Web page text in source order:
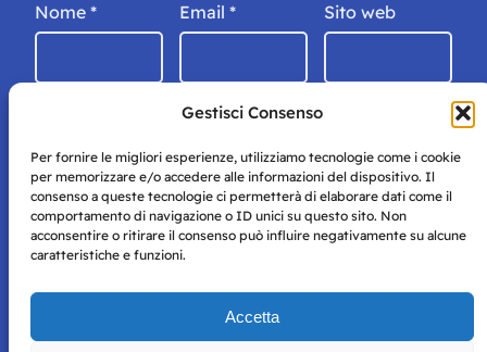
Gestisci Consenso
Per fornire le migliori esperienze, utilizziamo tecnologie come i cookie
per memorizzare e/o accedere alle informazioni del dispositivo. Il
consenso a queste tecnologie ci permetterà di elaborare dati come il
comportamento di navigazione o ID unici su questo sito. Non
acconsentire o ritirare il consenso può influire negativamente su alcune
caratteristiche e funzioni.
Accetta
Nome * Email * Sito web
Storie di Napoli è una testata registrata presso il tribunale di